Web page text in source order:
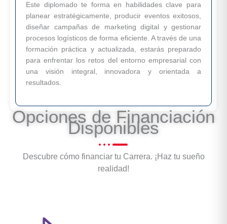
Este diplomado te forma en habilidades clave para
planear estratégicamente, producir eventos exitosos,
diseñar campañas de marketing digital y gestionar
procesos logísticos de forma eficiente. A través de una
formación práctica y actualizada, estarás preparado
para enfrentar los retos del entorno empresarial con
una visión integral, innovadora y orientada a
resultados.
Opciones de Financiación
Disponibles
Descubre cómo financiar tu Carrera. ¡Haz tu sueño
realidad!